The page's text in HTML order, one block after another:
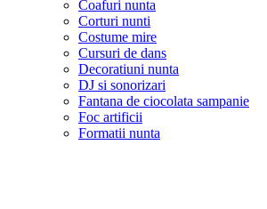
Coafuri nunta
Corturi nunti
Costume mire
Cursuri de dans
Decoratiuni nunta
DJ si sonorizari
Fantana de ciocolata sampanie
Foc artificii
Formatii nunta